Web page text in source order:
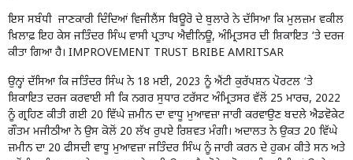
ਇਸ ਸਬੰਧੀ ਜਾਣਕਾਰੀ ਦਿੰਦਿਆਂ ਵਿਜੀਲੈਂਸ ਬਿਊਰੋ ਦੇ ਬੁਲਾਰੇ ਨੇ ਦੱਸਿਆ ਕਿ ਮੁਲਜ਼ਮ ਵਕੀਲ
ਖ਼ਿਲਾਫ਼ ਇਹ ਕੇਸ ਜਤਿੰਦਰ ਸਿੰਘ ਵਾਸੀ ਪ੍ਰਤਾਪ ਐਵੀਨਿਊ, ਅੰਮ੍ਰਿਤਸਰ ਦੀ ਸ਼ਿਕਾਇਤ ‘ਤੇ ਦਰਜ
ਕੀਤਾ ਗਿਆ ਹੈ। IMPROVEMENT TRUST BRIBE AMRITSAR
ਉਨ੍ਹਾਂ ਦੱਸਿਆ ਕਿ ਜਤਿੰਦਰ ਸਿੰਘ ਨੇ 18 ਮਈ, 2023 ਨੂੰ ਐਂਟੀ ਕੁਰੱਪਸ਼ਨ ਪੋਰਟਲ ‘ਤੇ
ਸ਼ਿਕਾਇਤ ਦਰਜ ਕਰਵਾਈ ਸੀ ਕਿ ਨਗਰ ਸੁਧਾਰ ਟਰੱਸਟ ਅੰਮ੍ਰਿਤਸਰ ਵੱਲੋਂ 25 ਮਾਰਚ, 2022
ਨੂੰ ਗ੍ਰਹਿਣ ਕੀਤੀ ਗਈ 20 ਵਿੱਘੇ ਜ਼ਮੀਨ ਦਾ ਵਾਧੂ ਮੁਆਵਜ਼ਾ ਜਾਰੀ ਕਰਵਾਉਣ ਬਦਲੇ ਐਡਵੋਕੇਟ
ਗੌਤਮ ਮਜੀਠੀਆ ਨੇ ਉਸ ਕੋਲੋਂ 20 ਲੱਖ ਰੁਪਏ ਰਿਸ਼ਵਤ ਮੰਗੀ। ਅਦਾਲਤ ਨੇ ਉਕਤ 20 ਵਿੱਘੇ
ਜ਼ਮੀਨ ਦਾ 20 ਫੀਸਦੀ ਵਾਧੂ ਮੁਆਵਜ਼ਾ ਜਤਿੰਦਰ ਸਿੰਘ ਨੂੰ ਜਾਰੀ ਕਰਨ ਦੇ ਹੁਕਮ ਕੀਤੇ ਸਨ ਅਤੇ